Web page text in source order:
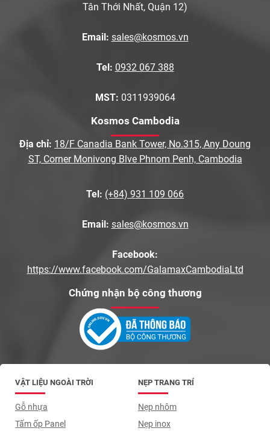
Tân Thới Nhất, Quận 12)
Email: sales@kosmos.vn
Tel: 0932 067 388
MST: 0311939064
Kosmos Cambodia
Địa chỉ: 18/F Canadia Bank Tower, No.315, Any Doung
ST, Corner Monivong Blve Phnom Penh, Cambodia
Tel: (+84) 931 109 066
Email: sales@kosmos.vn
Facebook:
https://www.facebook.com/GalamaxCambodiaLtd
Chứng nhận bộ công thương
VẬT LIỆU NGOÀI TRỜI
Gỗ nhựa
Tấm ốp Panel
NẸP TRANG TRÍ
Nẹp nhôm
Nẹp inox